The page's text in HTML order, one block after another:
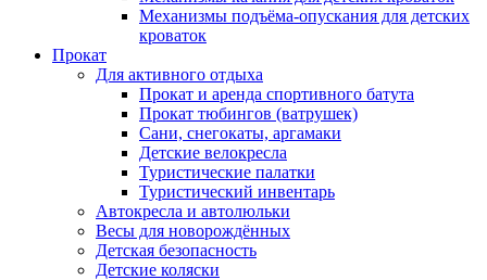
Механизмы подъёма-опускания для детских
кроваток
Прокат
Для активного отдыха
Прокат и аренда спортивного батута
Прокат тюбингов (ватрушек)
Сани, снегокаты, аргамаки
Детские велокресла
Туристические палатки
Туристический инвентарь
Автокресла и автолюльки
Весы для новорождённых
Детская безопасность
Детские коляски